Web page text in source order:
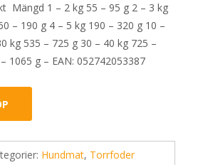
Mängd 1 – 2 kg 55 – 95 g 2 – 3 kg
– 190 g 4 – 5 kg 190 – 320 g 10 –
kg 535 – 725 g 30 – 40 kg 725 –
1065 g – EAN: 052742053387
Hundmat, Torrfoder